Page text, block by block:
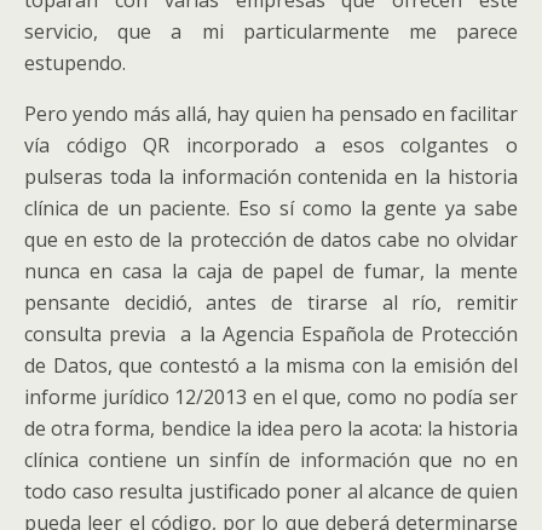
servicio, que a mi particularmente me parece
estupendo.
Pero yendo más allá, hay quien ha pensado en facilitar
vía código QR incorporado a esos colgantes o
pulseras toda la información contenida en la historia
clínica de un paciente. Eso sí como la gente ya sabe
que en esto de la protección de datos cabe no olvidar
nunca en casa la caja de papel de fumar, la mente
pensante decidió, antes de tirarse al río, remitir
consulta previa a la Agencia Española de Protección
de Datos, que contestó a la misma con la emisión del
informe jurídico 12/2013 en el que, como no podía ser
de otra forma, bendice la idea pero la acota: la historia
clínica contiene un sinfín de información que no en
todo caso resulta justificado poner al alcance de quien
pueda leer el código, por lo que deberá determinarse